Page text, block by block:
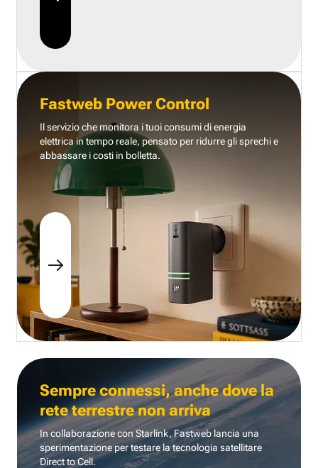
Fastweb Power Control
Il servizio che monitora i tuoi consumi di energia
elettrica in tempo reale, pensato per ridurre gli sprechi e
abbassare i costi in bolletta.
Sempre connessi, anche dove la
rete terrestre non arriva
In collaborazione con Starlink, Fastweb lancia una
sperimentazione per testare la tecnologia satellitare
Direct to Cell.